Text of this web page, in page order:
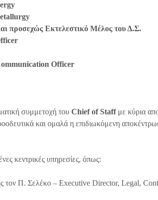
προσεχώς Εκτελεστικό Μέλος του Δ.Σ.
Officer
συμμετοχή τουChief of Staff με κύρια
και ομαλά η επιδιωκόμενη
κεντρικές υπηρεσίες, όπως:
τον Π. Σελέκο – Executive Director, Legal,